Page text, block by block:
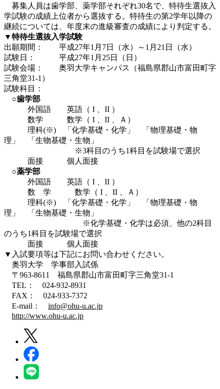
募集人員は歯学部、薬学部それぞれ30名で、特待生選抜入
学試験の成績上位者から選抜する。特待生の第2学年以降の
継続については、年度末の進級審査の成績により判定する。
▼特待生選抜入学試験
出願期間： 平成27年1月7日（水）～1月21日（水）
試験日： 平成27年1月25日（日）
試験会場： 奥羽大学キャンパス（福島県郡山市富田町字
三角堂31-1）
試験科目：
○歯学部
外国語 英語（ I 、II ）
数学 数学（ I 、II 、Ａ）
理科(※) 「化学基礎・化学」 「物理基礎・物
理」 「生物基礎・生物」
※3科目のうち1科目を試験場で選択
面接 個人面接
○薬学部
外国語 英語（ I 、II ）
数 学 数学（ I 、II 、Ａ）
理科(※) 「化学基礎・化学」 「物理基礎・物
理」 「生物基礎・生物」
※化学基礎・化学は必須、他の2科目
のうち1科目を試験場で選択
面接 個人面接
▼入試要項等は下記にお問い合わせください。
奥羽大学 学事部入試係
〒963-8611 福島県郡山市富田町字三角堂31-1
TEL： 024-932-8931
FAX： 024-933-7372
E-mail： info@ohu-u.ac.jp
http://www.ohu-u.ac.jp